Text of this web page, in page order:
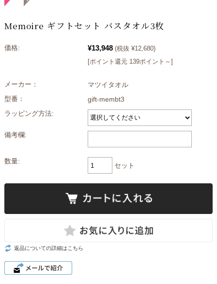
Memoire ギフトセット バスタオル3枚
価格: ¥13,948 (税抜 ¥12,680)
[ポイント還元 139ポイント～]
メーカー：
マツイタオル
型番：
gift-membt3
ラッピング方法:
備考欄:
数量:
セット
返品についての詳細はこちら